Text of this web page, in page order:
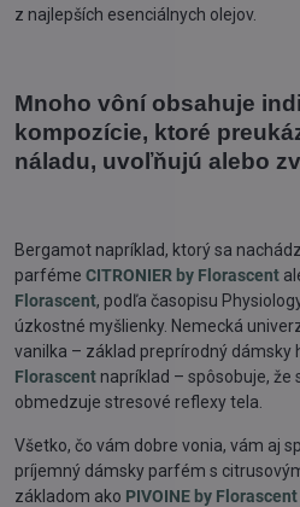
z najlepších esenciálnych olejov.
Mnoho vôní obsahuje
kompozície, ktoré
náladu, uvoľňujú alebo
Bergamot napríklad, ktorý sa
parféme CITRONIER by Florascent
Florascent, podľa časopisu
úzkostné myšlienky. Nemecká
vanilka – základ preprírodný dámsky
Florascent napríklad – spôsobuje, že
obmedzuje stresové reflexy tela.
Všetko, čo vám dobre vonia, vám aj
príjemný dámsky parfém s
základom ako PIVOINE by Florascent